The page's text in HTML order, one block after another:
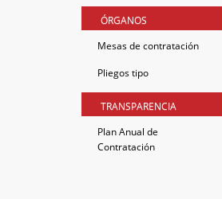
ÓRGANOS
Mesas de contratación
Pliegos tipo
TRANSPARENCIA
Plan Anual de
Contratación